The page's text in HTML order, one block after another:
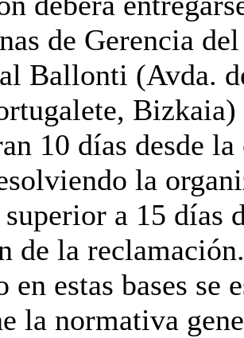
de Gerencia
Ballonti (Avda.
Bizkaia)
10 días desde
la
a 15 días
de la
en estas bases se
la normativa